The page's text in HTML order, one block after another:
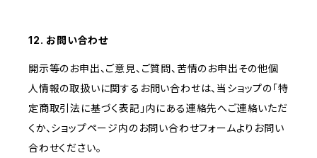
12. お問い合わせ
開示等のお申出、ご意見、ご質問、苦情のお申出その他個
人情報の取扱いに関するお問い合わせは、当ショップの「特
定商取引法に基づく表記」内にある連絡先へご連絡いただ
くか、ショップページ内のお問い合わせフォームよりお問い
合わせください。